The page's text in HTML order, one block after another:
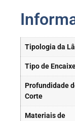
Tipologia da
Tipo de
Profundidade
Corte
Materiais de